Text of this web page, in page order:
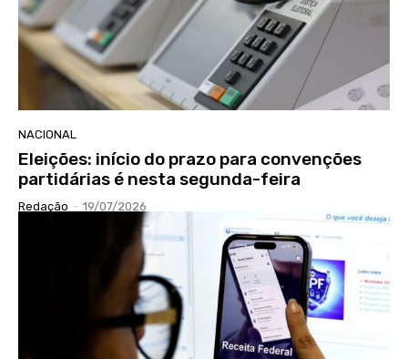
NACIONAL
Eleições: início do prazo para convenções
partidárias é nesta segunda-feira
Redação - 19/07/2026